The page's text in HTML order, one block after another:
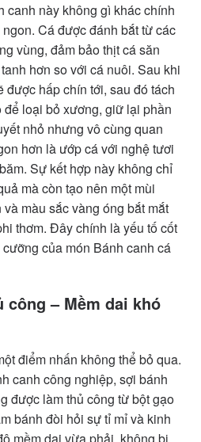
canh này không gì khác chính
Cá được đánh bắt từ các
vùng, đảm bảo thịt cá săn
hơn so với cá nuôi. Sau khi
được hấp chín tới, sau đó tách
loại bỏ xương, giữ lại phần
nhỏ nhưng vô cùng quan
hơn là ướp cá với nghệ tươi
Sự kết hợp này không chỉ
mà còn tạo nên một mùi
màu sắc vàng óng bắt mắt
thơm. Đây chính là yếu tố cốt
của món Bánh canh cá
công – Mềm dai khó
điểm nhấn không thể bỏ qua.
canh công nghiệp, sợi bánh
được làm thủ công từ bột gạo
bánh đòi hỏi sự tỉ mỉ và kinh